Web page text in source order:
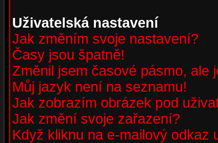
Uživatelská nastavení
Jak změním svoje nastavení?
Časy jsou špatně!
Změnil jsem časové pásmo, ale
Můj jazyk není na seznamu!
Jak zobrazím obrázek pod
Jak změní svoje zařazení?
Když kliknu na e-mailový odkaz